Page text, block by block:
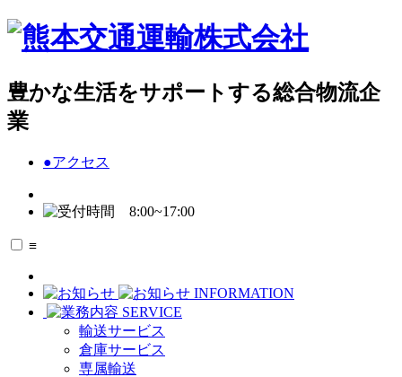
豊かな生活をサポートする総合物流企
業
●アクセス
≡
INFORMATION
SERVICE
輸送サービス
倉庫サービス
専属輸送